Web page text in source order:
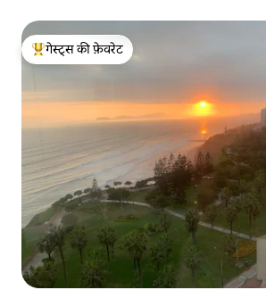
गेस्ट्स का टॉप फ़ेवरेट
गेस्ट्स की फ़ेवरेट